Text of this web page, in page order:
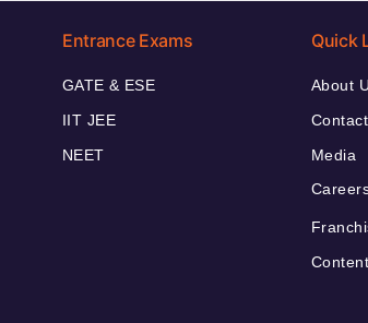
Entrance Exams
GATE & ESE
IIT JEE
NEET
Quick
About
Media